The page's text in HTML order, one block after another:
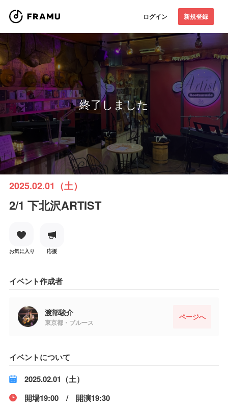
ログイン 新規登録
終了しました
2025.02.01（土）
2/1 下北沢ARTIST
お気に入り 応援
イベント作成者
渡部駿介
東京都・ブルース
ページへ
イベントについて
2025.02.01（土）
開場19:00 / 開演19:30